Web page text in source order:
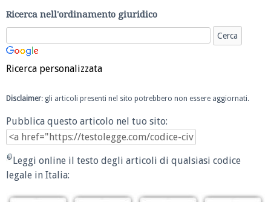
Ricerca nell'ordinamento giuridico
Ricerca personalizzata
Disclaimer: gli articoli presenti nel sito potrebbero non essere aggiornati.
Pubblica questo articolo nel tuo sito:
Leggi online il testo degli articoli di qualsiasi codice
legale in Italia: